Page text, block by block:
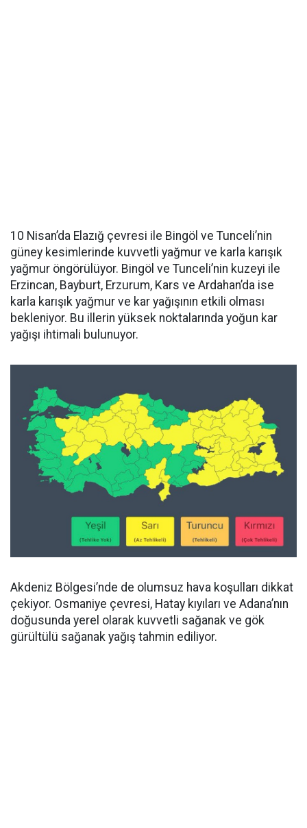
10 Nisan’da Elazığ çevresi ile Bingöl ve Tunceli’nin
güney kesimlerinde kuvvetli yağmur ve karla karışık
yağmur öngörülüyor. Bingöl ve Tunceli’nin kuzeyi ile
Erzincan, Bayburt, Erzurum, Kars ve Ardahan’da ise
karla karışık yağmur ve kar yağışının etkili olması
bekleniyor. Bu illerin yüksek noktalarında yoğun kar
yağışı ihtimali bulunuyor.
Akdeniz Bölgesi’nde de olumsuz hava koşulları dikkat
çekiyor. Osmaniye çevresi, Hatay kıyıları ve Adana’nın
doğusunda yerel olarak kuvvetli sağanak ve gök
gürültülü sağanak yağış tahmin ediliyor.